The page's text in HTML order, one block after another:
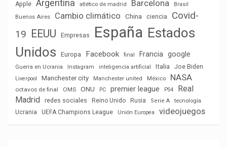
Apple Argentina atlético de madrid Barcelona
Brasil
Buenos Aires
Cambio climático China ciencia
Covid-
19 EEUU Empresas España Estados
Unidos
Europa Facebook final Francia google
Guerra en Ucrania Instagram inteligencia artificial Italia Joe Biden
Liverpool Manchester city Manchester united México NASA
octavos de final OMS ONU PC premier league PS4
Real
Madrid
redes sociales Reino Unido Rusia Serie A
tecnología
Ucrania
UEFA Champions League Unión Europea videojuegos